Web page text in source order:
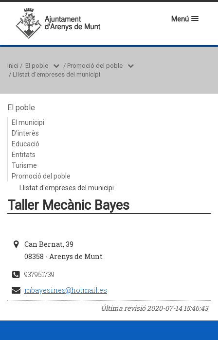
Menú
Inici / El poble / Promoció del poble
/ Llistat d'empreses del municipi
El poble
El municipi
D'interès
Educació
Entitats
Turisme
Promoció del poble
Llistat d'empreses del municipi
Taller Mecànic Bayes
Can Bernat, 39
08358 - Arenys de Munt
937951739
mbayesines@hotmail.es
Última revisió2020-07-14 15:46:43